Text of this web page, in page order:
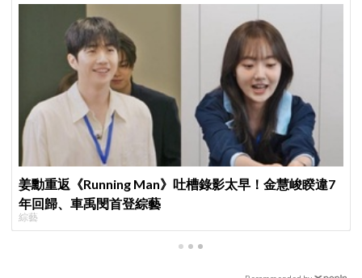
姜勳重返《Running Man》吐槽錄影太早！金慧峻睽違7
年回歸、車禹閔首登綜藝
綜藝